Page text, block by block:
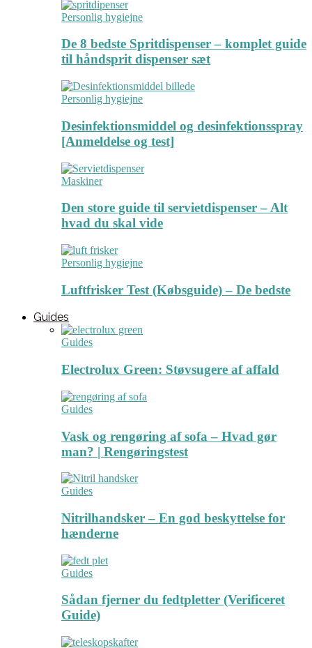
Personlig hygiejne
De 8 bedste Spritdispenser – komplet guide
til håndsprit dispenser sæt
Personlig hygiejne
Desinfektionsmiddel og desinfektionsspray
[Anmeldelse og test]
Maskiner
Den store guide til servietdispenser – Alt
hvad du skal vide
Personlig hygiejne
Luftfrisker Test (Købsguide) – De bedste
Guides
Guides
Electrolux Green: Støvsugere af affald
Guides
Vask og rengøring af sofa – Hvad gør
man? | Rengøringstest
Guides
Nitrilhandsker – En god beskyttelse for
hænderne
Guides
Sådan fjerner du fedtpletter (Verificeret
Guide)